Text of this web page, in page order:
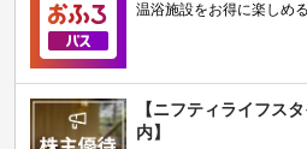
温浴施設をお得に楽しめ
【ニフティライフス
内】